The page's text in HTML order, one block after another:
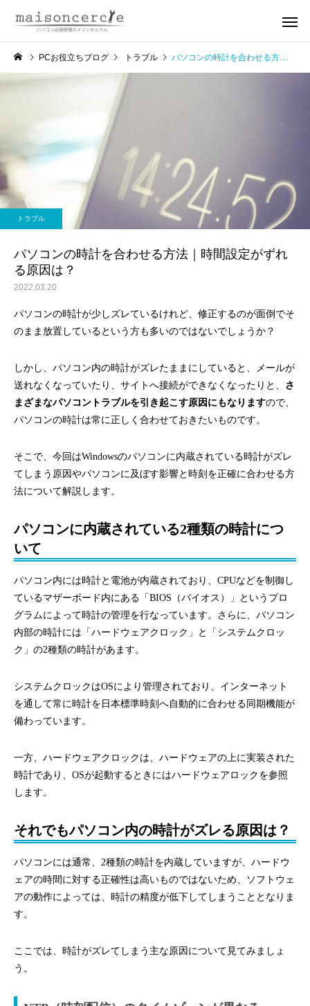
PCお役立ちブログ トラブル パソコンの時計を合わせる方法｜時間設定がずれる原因は？
トラブル
パソコンの時計を合わせる方法｜時間設定がずれ
る原因は？
2022.03.20
パソコンの時計が少しズレているけれど、修正するのが面倒でそ
のまま放置しているという方も多いのではないでしょうか？
しかし、パソコン内の時計がズレたままにしていると、メールが
送れなくなっていたり、サイトへ接続ができなくなったりと、 さ
まざまなパソコントラブルを引き起こす原因にもなりますので、
パソコンの時計は常に正しく合わせておきたいものです。
そこで、今回はWindowsのパソコンに内蔵されている時計がズレ
てしまう原因やパソコンに及ぼす影響と時刻を正確に合わせる方
法について解説します。
パソコンに内蔵されている2種類の時計につ
いて
パソコン内には時計と電池が内蔵されており、CPUなどを制御し
ているマザーボード内にある「BIOS（バイオス）」というプロ
グラムによって時計の管理を行なっています。さらに、パソコン
内部の時計には「ハードウェアクロック」と「システムクロッ
ク」の2種類の時計があます。
システムクロックはOSにより管理されており、インターネット
を通して常に時計を日本標準時刻へ自動的に合わせる同期機能が
備わっています。
一方、ハードウェアクロックは、ハードウェアの上に実装された
時計であり、OSが起動するときにはハードウェアロックを参照
します。
それでもパソコン内の時計がズレる原因は？
パソコンには通常、2種類の時計を内蔵していますが、ハードウ
ェアの時間に対する正確性は高いものではないため、ソフトウェ
アの動作によっては、時計の精度が低下してしまうこととなりま
す。
ここでは、時計がズレてしまう主な原因について見てみましょ
う。